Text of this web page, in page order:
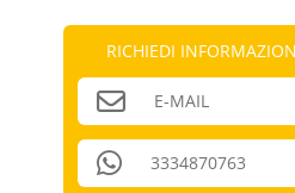
RICHIEDI
E-MAIL
3334870763